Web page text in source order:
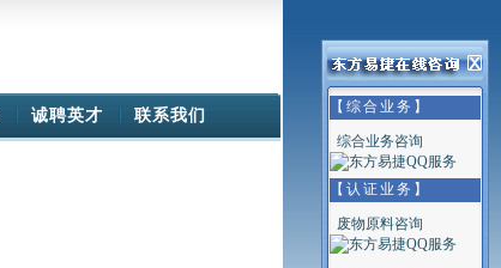
诚聘英才 联系我们
宁夏东方钽业股份有限公司
【综合业务】
综合业务咨询
【认证业务】
废物原料咨询